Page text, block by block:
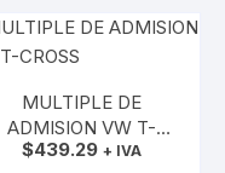
MULTIPLE DE
ADMISION VW T-
CROSS
$439.29 + IVA